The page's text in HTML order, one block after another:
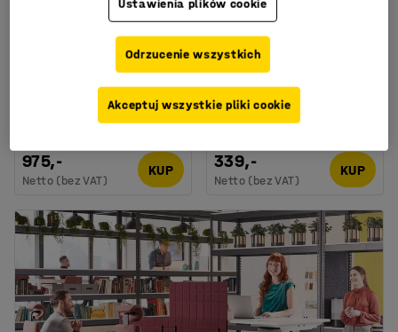
warsztatowy BETA, wys.
430-560 mm, sztuczna
skóra, czarny
360123
975,-
Netto (bez VAT)
KUP
Dostępne w kilku
wariantach
Stołek ALTUS, W 440 mm,
srebrny/brzoza
3631122
339,-
Netto (bez VAT)
KUP
Ustawienia plików cookie
Odrzucenie wszystkich
Akceptuj wszystkie pliki cookie